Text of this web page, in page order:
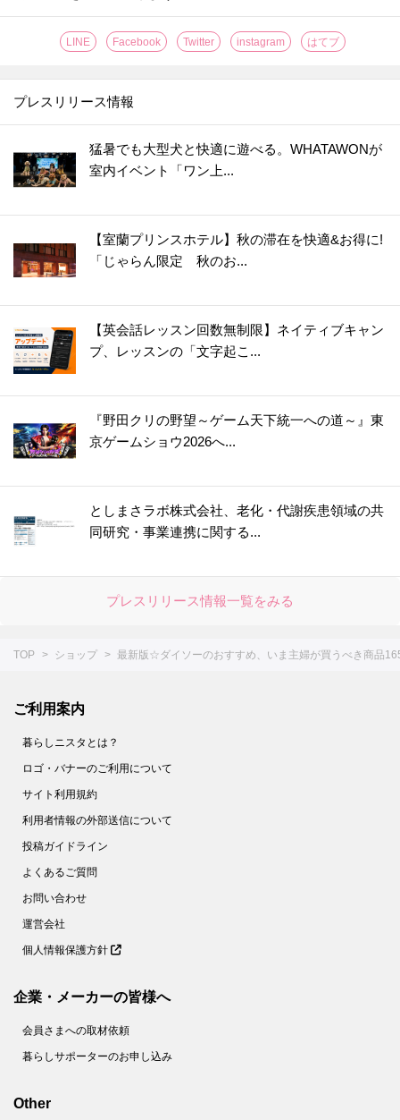
LINE Facebook Twitter instagram はてブ
プレスリリース情報
猛暑でも大型犬と快適に遊べる。WHATAWONが
室内イベント「ワン上...
【室蘭プリンスホテル】秋の滞在を快適&お得に!
「じゃらん限定 秋のお...
【英会話レッスン回数無制限】ネイティブキャン
プ、レッスンの「文字起こ...
『野田クリの野望～ゲーム天下統一への道～』東
京ゲームショウ2026へ...
としまさラボ株式会社、老化・代謝疾患領域の共
同研究・事業連携に関する...
プレスリリース情報一覧をみる
TOP ショップ 最新版☆ダイソーのおすすめ、いま主婦が買うべき商品
ご利用案内
暮らしニスタとは？
ロゴ・バナーのご利用について
サイト利用規約
利用者情報の外部送信について
投稿ガイドライン
よくあるご質問
お問い合わせ
運営会社
個人情報保護方針
企業・メーカーの皆様へ
会員さまへの取材依頼
暮らしサポーターのお申し込み
Other